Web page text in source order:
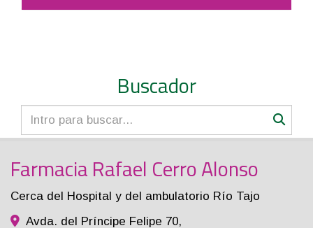
Buscador
Farmacia Rafael Cerro Alonso
Cerca del Hospital y del ambulatorio Río Tajo
Avda. del Príncipe Felipe 70,